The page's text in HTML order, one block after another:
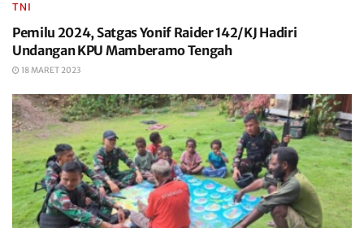
TNI
Pemilu 2024, Satgas Yonif Raider 142/KJ Hadiri
Undangan KPU Mamberamo Tengah
18 MARET 2023